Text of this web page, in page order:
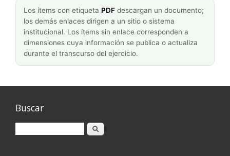
Los ítems con etiqueta PDFdescargan un documento;
los demás enlaces dirigen a un sitio o sistema
institucional. Los ítems sin enlace corresponden a
dimensiones cuya información se publica o actualiza
durante el transcurso del ejercicio.
Buscar
Buscar